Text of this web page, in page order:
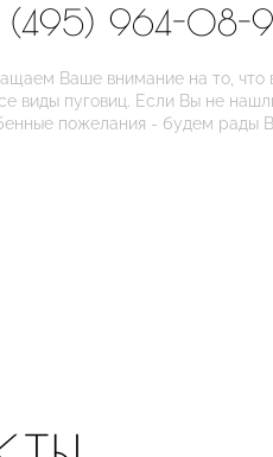
(495) 964-08-
Ваше внимание на то, что
виды пуговиц. Если Вы не
пожелания - будем рады